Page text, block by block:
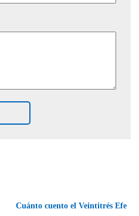
Cuánto cuento el Veintitrés Efe